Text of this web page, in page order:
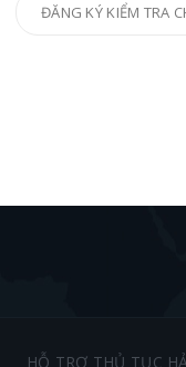
ĐĂNG KÝ KIỂM TRA
HỖ TRỢ THỦ TỤC